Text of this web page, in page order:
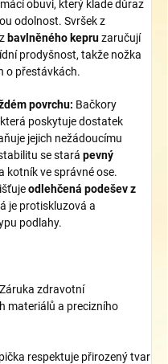
obuvi, který klade důraz
odolnost. Svršek z
bavlněného kepruzaručují
prodyšnost, takže nožka
o přestávkách.
povrchu: Bačkory
poskytuje dostatek
jejich nežádoucímu
se stará pevný
kotník ve správné ose.
odlehčená podešev z
je protiskluzová a
podlahy.
Záruka zdravotní
materiálů a precizního
respektuje přirozený tvar